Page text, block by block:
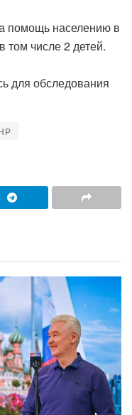
помощь населению в
том числе 2 детей.
для обследования